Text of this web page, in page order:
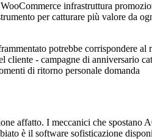
infrastruttura
per catturare più valore da
potrebbe corrispondere
- campagne di anniversario
di ritorno personale domanda
affatto. I meccanici che spostano
è il software sofisticazione